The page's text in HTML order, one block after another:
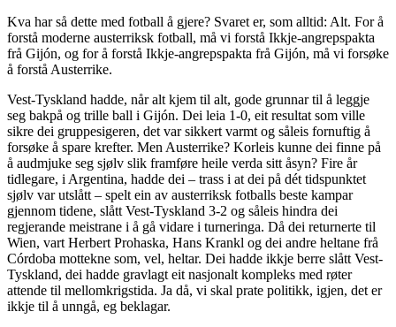
Kva har så dette med fotball å gjere? Svaret er, som alltid: Alt. For å
forstå moderne austerriksk fotball, må vi forstå Ikkje-angrepspakta
frå Gijón, og for å forstå Ikkje-angrepspakta frå Gijón, må vi forsøke
å forstå Austerrike.
Vest-Tyskland hadde, når alt kjem til alt, gode grunnar til å leggje
seg bakpå og trille ball i Gijón. Dei leia 1-0, eit resultat som ville
sikre dei gruppesigeren, det var sikkert varmt og såleis fornuftig å
forsøke å spare krefter. Men Austerrike? Korleis kunne dei finne på
å audmjuke seg sjølv slik framføre heile verda sitt åsyn? Fire år
tidlegare, i Argentina, hadde dei – trass i at dei på dét tidspunktet
sjølv var utslått – spelt ein av austerriksk fotballs beste kampar
gjennom tidene, slått Vest-Tyskland 3-2 og såleis hindra dei
regjerande meistrane i å gå vidare i turneringa. Då dei returnerte til
Wien, vart Herbert Prohaska, Hans Krankl og dei andre heltane frå
Córdoba mottekne som, vel, heltar. Dei hadde ikkje berre slått Vest-
Tyskland, dei hadde gravlagt eit nasjonalt kompleks med røter
attende til mellomkrigstida. Ja då, vi skal prate politikk, igjen, det er
ikkje til å unngå, eg beklagar.